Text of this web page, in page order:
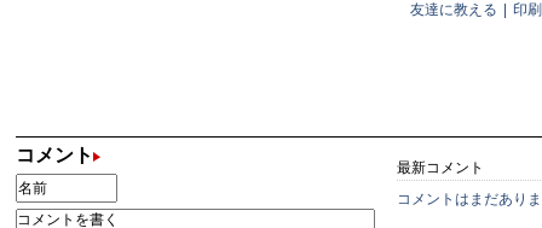
友達に教える 印刷
コメント
最新コメント
コメントはまだあり